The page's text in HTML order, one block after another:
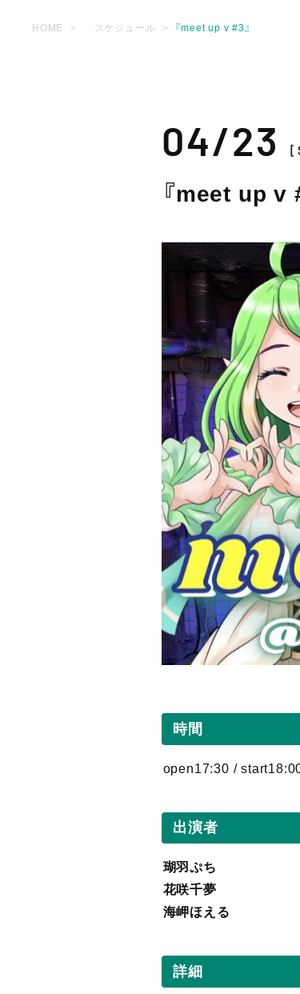
HOME スケジュール 『meet up v #3』
04/23
『meet up v
時間
open17:30 /
出演者
瑚羽ぷち
花咲千夢
海岬ほえる
詳細